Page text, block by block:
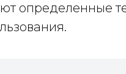
определенные